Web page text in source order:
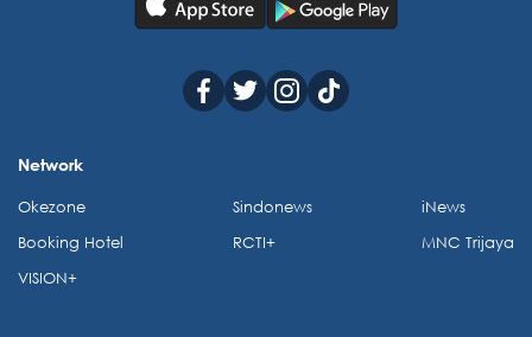
Network
Okezone
Booking Hotel
VISION+
Sindonews
RCTI+
iNews
MNC Trijaya